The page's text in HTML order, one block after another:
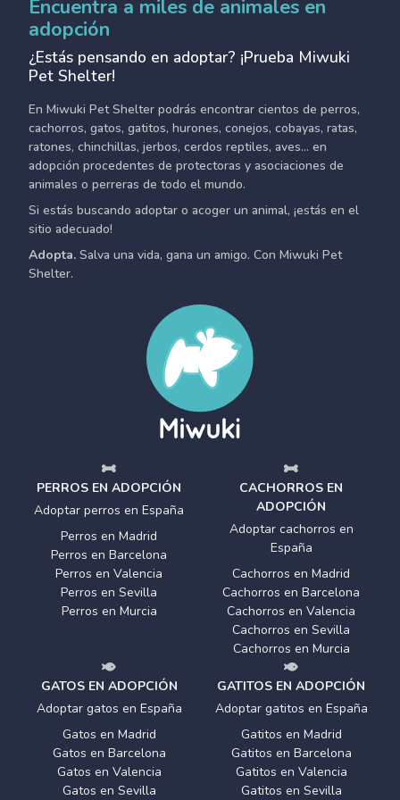
Encuentra a miles de animales en
adopción
¿Estás pensando en adoptar? ¡Prueba Miwuki
Pet Shelter!
En Miwuki Pet Shelter podrás encontrar cientos de perros,
cachorros, gatos, gatitos, hurones, conejos, cobayas, ratas,
ratones, chinchillas, jerbos, cerdos reptiles, aves... en
adopción procedentes de protectoras y asociaciones de
animales o perreras de todo el mundo.
Si estás buscando adoptar o acoger un animal, ¡estás en el
sitio adecuado!
Adopta. Salva una vida, gana un amigo. Con Miwuki Pet
Shelter.
PERROS EN ADOPCIÓN
Adoptar perros en España
Perros en Madrid
Perros en Barcelona
Perros en Valencia
Perros en Sevilla
Perros en Murcia
CACHORROS EN
ADOPCIÓN
Adoptar cachorros en
España
Cachorros en Madrid
Cachorros en Barcelona
Cachorros en Valencia
Cachorros en Sevilla
Cachorros en Murcia
GATOS EN ADOPCIÓN
Adoptar gatos en España
Gatos en Madrid
Gatos en Barcelona
Gatos en Valencia
Gatos en Sevilla
GATITOS EN ADOPCIÓN
Adoptar gatitos en España
Gatitos en Madrid
Gatitos en Barcelona
Gatitos en Valencia
Gatitos en Sevilla